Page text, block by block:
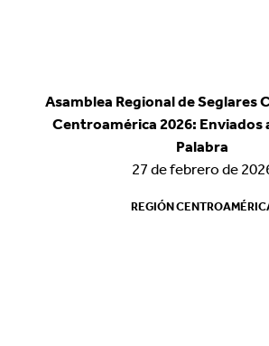
Asamblea Regional de Seglares
Centroamérica 2026: Enviados
Palabra
27 de febrero de
REGIÓN
Asamblea Regional de Seglares
Centroamérica 2026: Enviados
Palabra
27 de febrero de
REGIÓN